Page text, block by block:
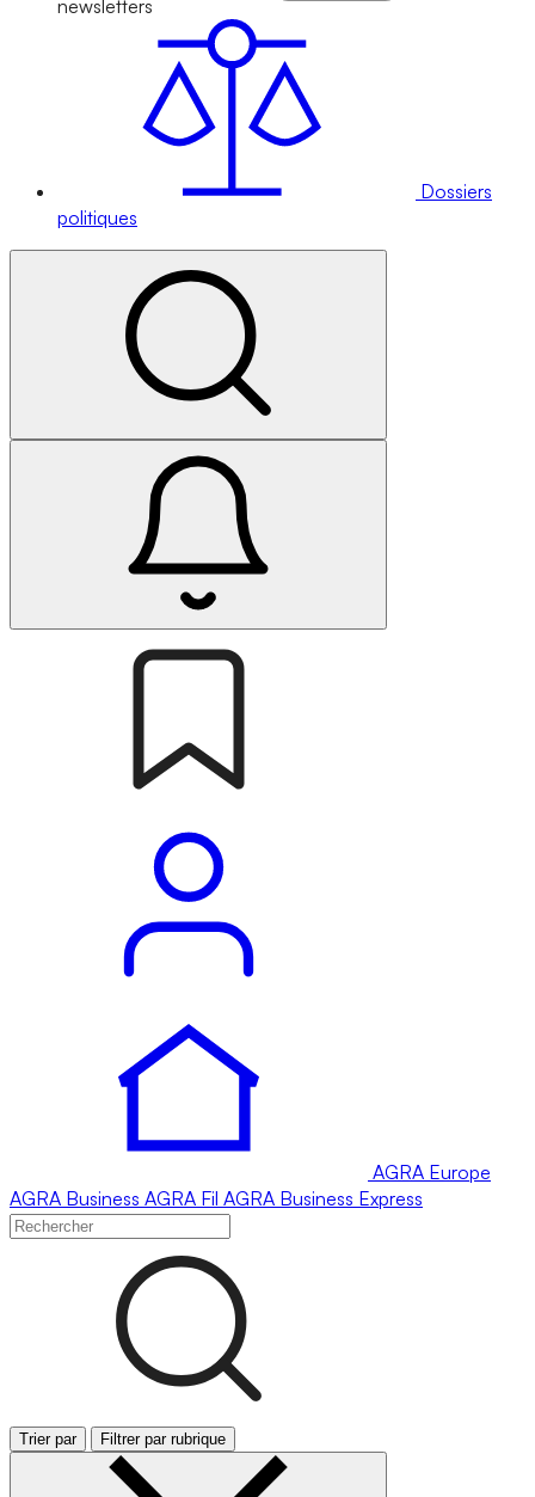
newsletters
Dossiers
politiques
AGRA Europe
AGRA Business AGRA Fil AGRA Business Express
Trier par Filtrer par rubrique